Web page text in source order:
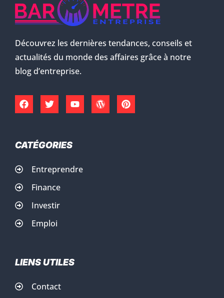
Découvrez les dernières tendances, conseils et
actualités du monde des affaires grâce à notre
blog d’entreprise.
CATÉGORIES
Entreprendre
Finance
Investir
Emploi
LIENS UTILES
Contact